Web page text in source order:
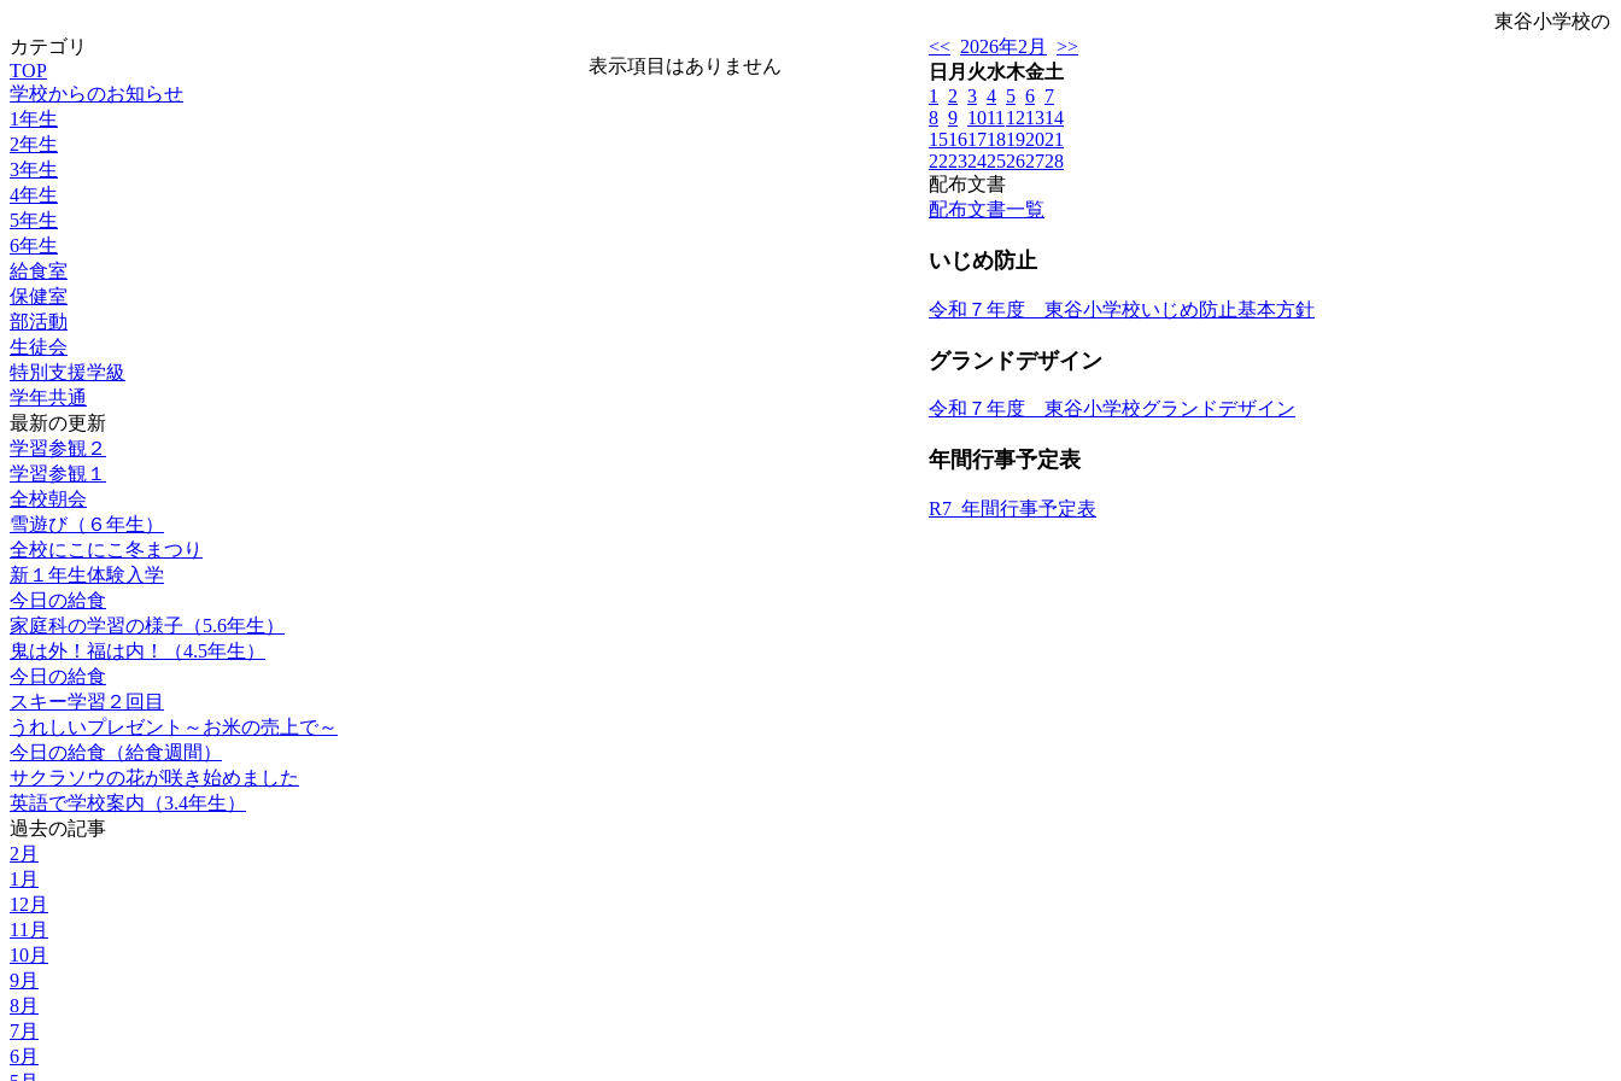
東谷小学校の
カテゴリ
TOP
学校からのお知らせ
1年生
2年生
3年生
4年生
5年生
6年生
給食室
保健室
部活動
生徒会
特別支援学級
学年共通
最新の更新
学習参観２
学習参観１
全校朝会
雪遊び（６年生）
全校にこにこ冬まつり
新１年生体験入学
今日の給食
家庭科の学習の様子（5.6年生）
鬼は外！福は内！（4.5年生）
今日の給食
スキー学習２回目
うれしいプレゼント～お米の売上で～
今日の給食（給食週間）
サクラソウの花が咲き始めました
英語で学校案内（3.4年生）
過去の記事
2月
1月
12月
11月
10月
9月
8月
7月
6月
表示項目はありません
<< 2026年2月
>>
日 月 火水木金土
1
2 3 4 5 6 7
8 9 1011 121314
15161718192021
22232425262728
配布文書
配布文書一覧
いじめ防止
令和７年度 東谷小学校いじめ防止基本方針
グランドデザイン
令和７年度 東谷小学校グランドデザイン
年間行事予定表
R7_年間行事予定表